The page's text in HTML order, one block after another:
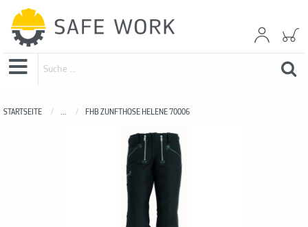
STARTSEITE ... FHB ZUNFTHOSE HELENE 70006